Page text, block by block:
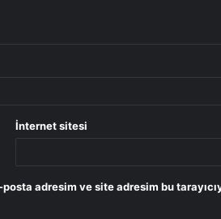
İnternet sitesi
adresim ve site adresim bu